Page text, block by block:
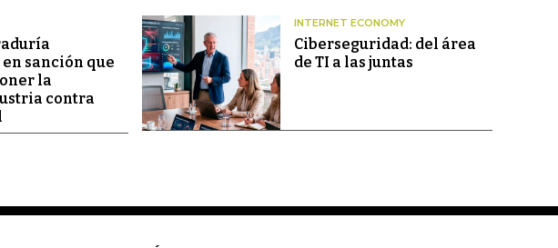
sanción que
la
contra
INTERNET ECONOMY
Ciberseguridad: del área
de TI a las juntas